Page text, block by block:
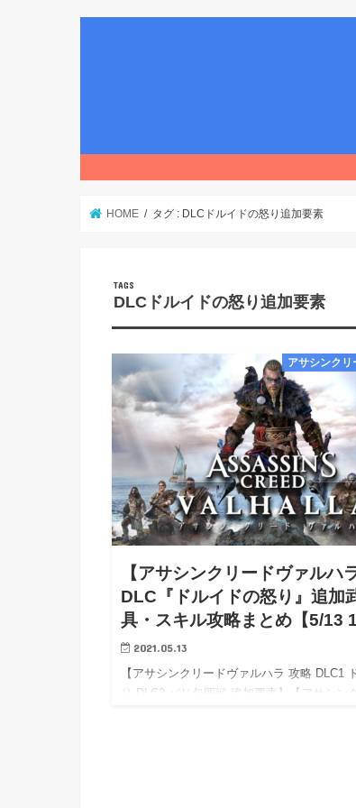
HOME タグ : DLCドルイドの怒り追加要素
DLCドルイドの怒り追加要素
アサシンクリ
【アサシンクリードヴァルハ
DLC『ドルイドの怒り』追加
具・スキル攻略まとめ【5/13
2021.05.13
【アサシンクリードヴァルハラ 攻略 DLC1
り DLC2 パリ包囲戦 追加要素】【アサシン